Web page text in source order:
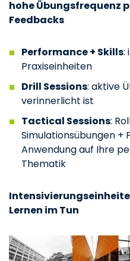
hohe Übungsfrequenz
Feedbacks
Performance + Skills:
Praxiseinheiten
Drill Sessions: aktive
verinnerlicht ist
Tactical Sessions:
Simulationsübungen +
Anwendung auf Ihre
Thematik
Lernen im Tun